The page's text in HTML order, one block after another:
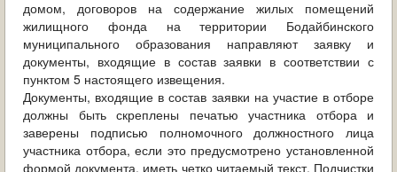
домом, договоров на содержание жилых помещений
жилищного фонда на территории Бодайбинского
муниципального образования направляют заявку и
документы, входящие в состав заявки в соответствии с
пунктом 5 настоящего извещения.
Документы, входящие в состав заявки на участие в отборе
должны быть скреплены печатью участника отбора и
заверены подписью полномочного должностного лица
участника отбора, если это предусмотрено установленной
формой документа, иметь четко читаемый текст. Подчистки